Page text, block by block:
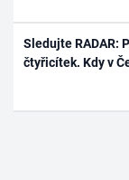
Sledujte RADAR:
čtyřicítek. Kdy v